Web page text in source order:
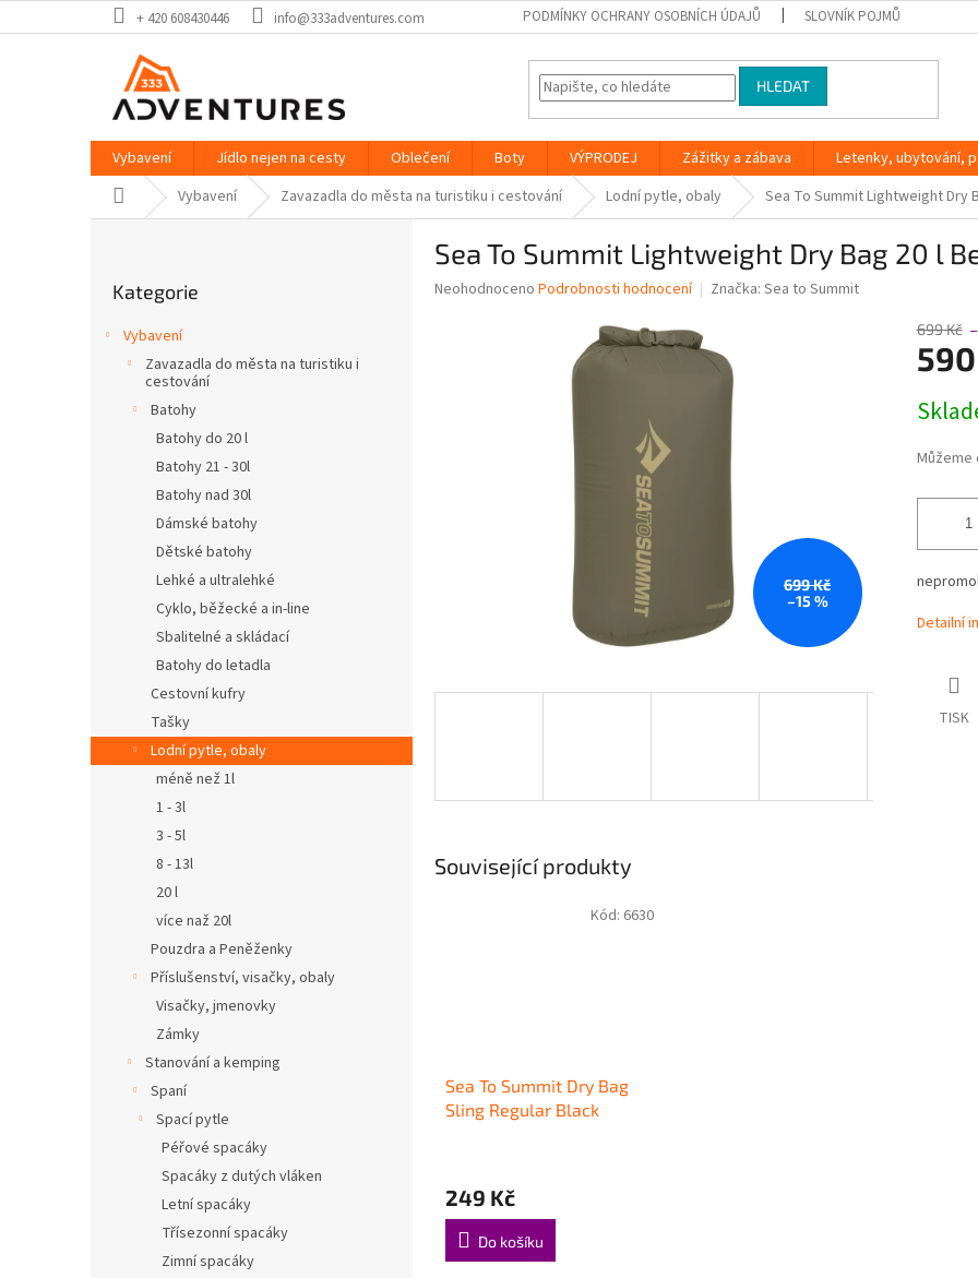
na
+ 420 608430446 info@333adventures.com PODMÍNKY OCHRANY OSOBNÍCH ÚDAJŮ SLOVNÍK POJMŮ
HLEDAT
Vybavení Jídlo nejen na cesty Oblečení Boty VÝPRODEJ Zážitky a zábava Letenky, ubytování,
Domů Vybavení Zavazadla do města na turistiku i cestování Lodní pytle, obaly Sea To Summit Lightweight Dry
kategorie
Kategorie
Vybavení
Zavazadla do města na turistiku i
cestování
Batohy
Batohy do 20 l
Batohy 21 - 30l
Batohy nad 30l
Dámské batohy
Dětské batohy
Lehké a ultralehké
Cyklo, běžecké a in-line
Sbalitelné a skládací
Batohy do letadla
Cestovní kufry
Tašky
Lodní pytle, obaly
méně než 1l
1 - 3l
3 - 5l
8 - 13l
20 l
více naž 20l
Pouzdra a Peněženky
Příslušenství, visačky, obaly
Visačky, jmenovky
Zámky
Stanování a kemping
Spaní
Spací pytle
Péřové spacáky
Spacáky z dutých vláken
Letní spacáky
Třísezonní spacáky
Zimní spacáky
Sea To Summit Lightweight Dry Bag 20 l
Průměrné
Neohodnoceno Podrobnosti hodnocení Značka: Sea to Summit
699 Kč
–15 %
699 Kč
cena:
Můžeme
Detailní
TISK
Související produkty
Sea To Summit Dry Bag
Sling Regular Black
249 Kč
Do košíku
Kód: 6630